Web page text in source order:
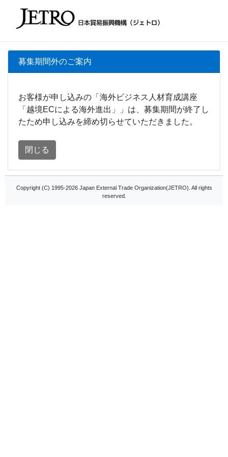
募集期間外のご案内
お客様が申し込みの「海外ビジネス人材育成講座
「越境ECによる海外進出」」は、募集期間が終了し
たため申し込みを締め切らせていただきました。
閉じる
Copyright (C) 1995-2026 Japan External Trade Organization(JETRO). All rights
reserved.